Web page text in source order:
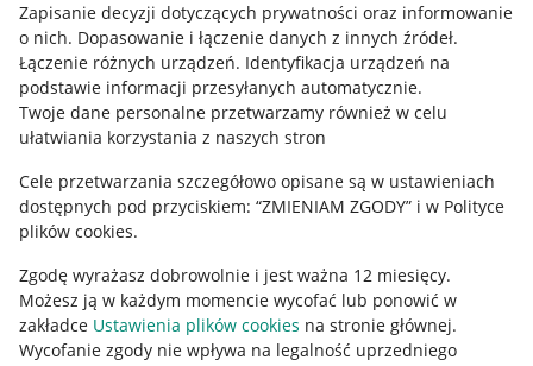
Zapisanie decyzji dotyczących prywatności oraz informowanie
o nich. Dopasowanie i łączenie danych z innych źródeł.
Łączenie różnych urządzeń. Identyfikacja urządzeń na
podstawie informacji przesyłanych automatycznie.
Twoje dane personalne przetwarzamy również w celu
ułatwiania korzystania z naszych stron
Cele przetwarzania szczegółowo opisane są w ustawieniach
dostępnych pod przyciskiem: “ZMIENIAM ZGODY” i w Polityce
plików cookies.
Zgodę wyrażasz dobrowolnie i jest ważna 12 miesięcy.
Możesz ją w każdym momencie wycofać lub ponowić w
zakładce Ustawienia plików cookies na stronie głównej.
Wycofanie zgody nie wpływa na legalność uprzedniego
Regulamin
Polityka plików "cookies"
Ustawienia plików "cookies"
Udostępnianie lokalizacji
Informacje dla Aktu o Usługach Cyfrowych
Pobierz aplikację